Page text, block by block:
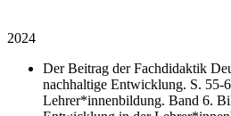
2024
Der Beitrag der Fachdidaktik
nachhaltige Entwicklung. S. 55-
Lehrer*innenbildung. Band 6.